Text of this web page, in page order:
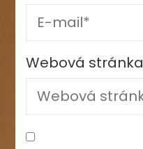
Webová stránka